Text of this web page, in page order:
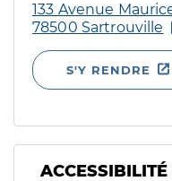
133 Avenue
78500 Sartrouville
S'Y RENDRE
ACCESSIBILITÉ